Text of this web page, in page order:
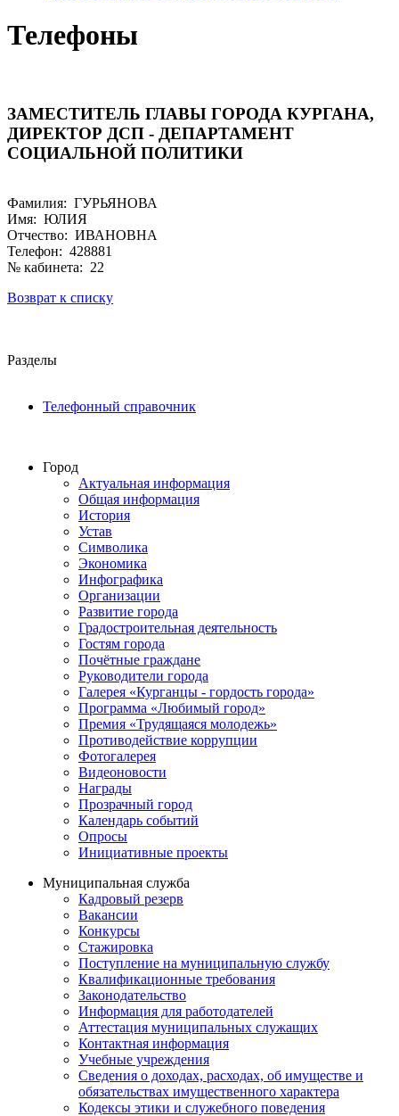
Телефоны
ЗАМЕСТИТЕЛЬ ГЛАВЫ ГОРОДА КУРГАНА,
ДИРЕКТОР ДСП - ДЕПАРТАМЕНТ
СОЦИАЛЬНОЙ ПОЛИТИКИ
Фамилия: ГУРЬЯНОВА
Имя: ЮЛИЯ
Отчество: ИВАНОВНА
Телефон: 428881
№ кабинета: 22
Возврат к списку
Разделы
Телефонный справочник
Город
Актуальная информация
Общая информация
История
Устав
Символика
Экономика
Инфографика
Организации
Развитие города
Градостроительная деятельность
Гостям города
Почётные граждане
Руководители города
Галерея «Курганцы - гордость города»
Программа «Любимый город»
Премия «Трудящаяся молодежь»
Противодействие коррупции
Фотогалерея
Видеоновости
Награды
Прозрачный город
Календарь событий
Опросы
Инициативные проекты
Муниципальная служба
Кадровый резерв
Вакансии
Конкурсы
Стажировка
Поступление на муниципальную службу
Квалификационные требования
Законодательство
Информация для работодателей
Аттестация муниципальных служащих
Контактная информация
Учебные учреждения
Сведения о доходах, расходах, об имуществе и
обязательствах имущественного характера
Кодексы этики и служебного поведения